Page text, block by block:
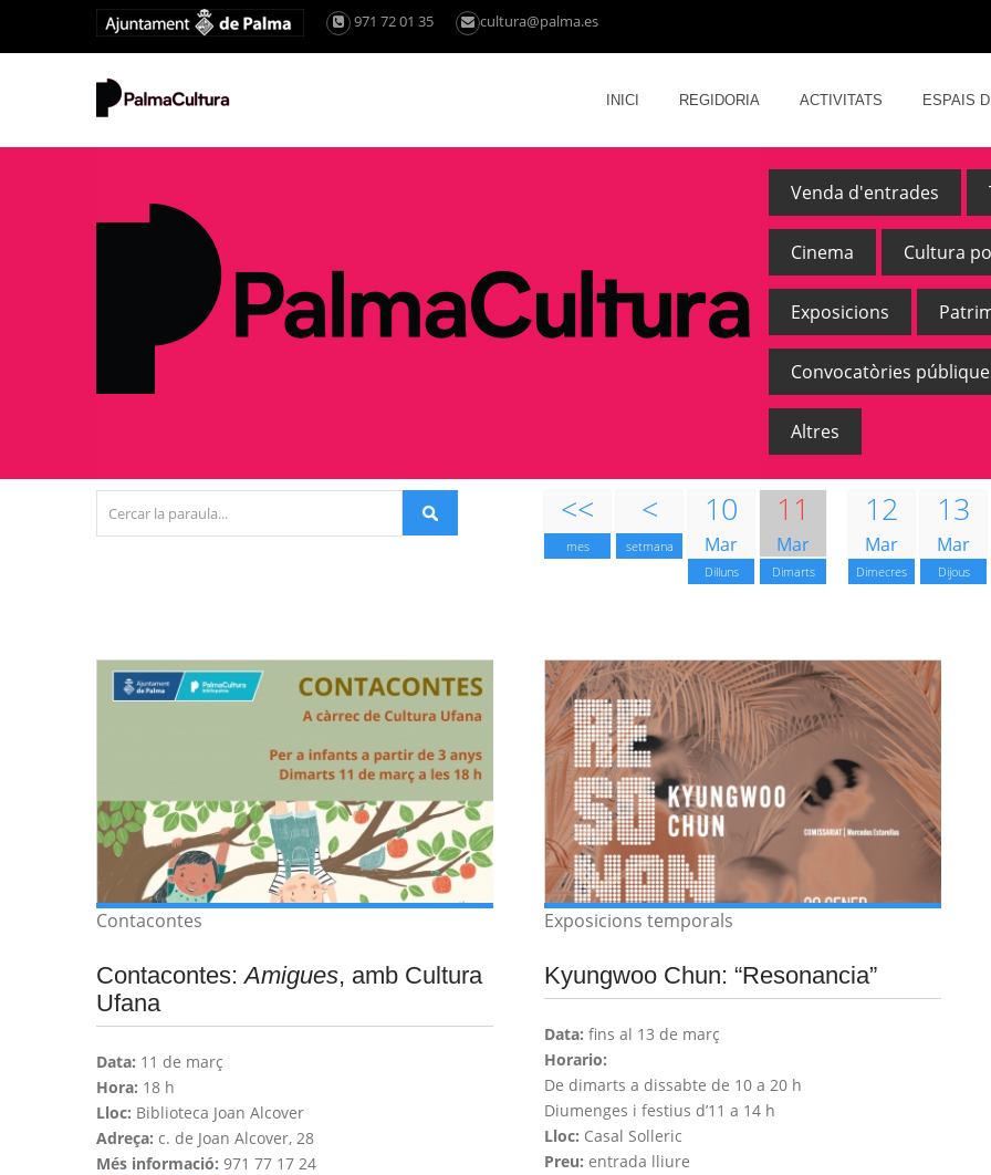
971 72 01 35 cultura@palma.es
INICI REGIDORIA ACTIVITATS ESPAIS
Venda d'entrades
Cinema Cultura
Exposicions
Convocatòries
Altres
<<
mes
<
setmana
10
Mar
Dilluns
11
Mar
Dimarts
12
Mar
Dimecres
13
Mar
Dijous
Contacontes
Contacontes:Amigues, amb Cultura
Ufana
Data: 11 de març
Hora: 18 h
Lloc: Biblioteca Joan Alcover
Adreça: c. de Joan Alcover, 28
Més informació: 971 77 17 24
Exposicions temporals
Kyungwoo Chun: “Resonancia”
Data: fins al 13 de març
Horario:
De dimarts a dissabte de 10 a 20 h
Diumenges i festius d’11 a 14 h
Lloc: Casal Solleric
Preu: entrada lliure